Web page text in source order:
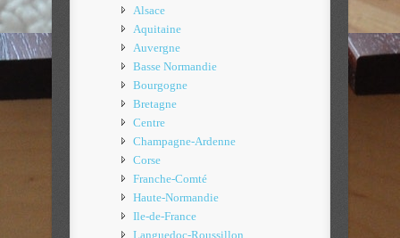
Alsace
Aquitaine
Auvergne
Basse Normandie
Bourgogne
Bretagne
Centre
Champagne-Ardenne
Corse
Franche-Comté
Haute-Normandie
Ile-de-France
Languedoc-Roussillon